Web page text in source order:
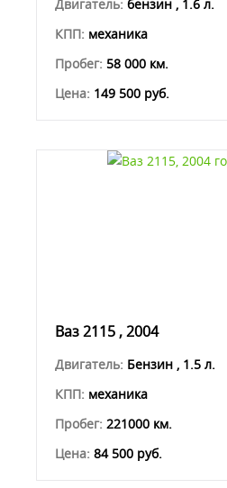
Двигатель: бензин , 1.6 л.
КПП: механика
Пробег: 58 000 км.
Цена: 149 500 руб.
Ваз 2115 , 2004
Двигатель: Бензин , 1.5 л.
КПП: механика
Пробег: 221000 км.
Цена: 84 500 руб.